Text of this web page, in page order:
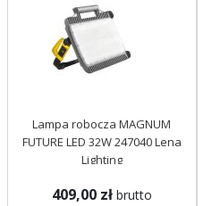
Lampa robocza MAGNUM
FUTURE LED 32W 247040 Lena
Lighting
409,00 zł brutto